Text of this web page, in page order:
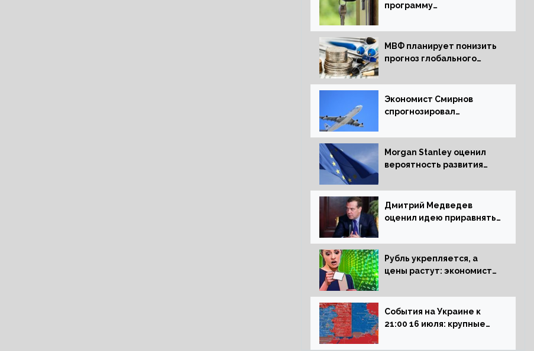
программу
ипотечных займов
МВФ планирует понизить
прогноз глобального
следующем отчете
Экономист Смирнов
спрогнозировал
авиабилетов в России
Morgan Stanley оценил
вероятность развития
Дмитрий Медведев
оценил идею приравнять
блокадникам
Рубль укрепляется, а
цены растут: экономист
падающего доллара на
рынок РФ
События на Украине к
21:00 16 июля: крупные
Северском, Киев